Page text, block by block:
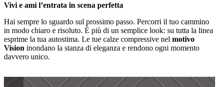
Vivi e ami l’entrata in scena perfetta
Hai sempre lo sguardo sul prossimo passo. Percorri il tuo cammino
in modo chiaro e risoluto. È più di un semplice look: su tutta la linea
esprime la tua autostima. Le tue calze compressive nel motivo
Vision inondano la stanza di eleganza e rendono ogni momento
davvero unico.